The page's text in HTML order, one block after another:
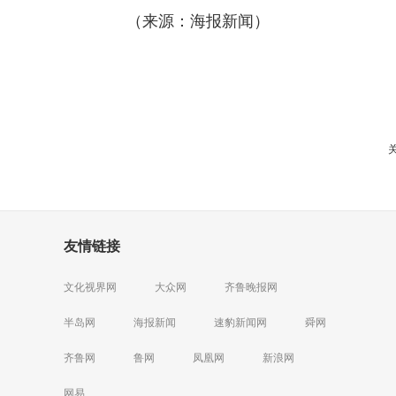
（来源：海报新闻）
友情链接
文化视界网 大众网 齐鲁晚报网
半岛网 海报新闻 速豹新闻网 舜网
齐鲁网 鲁网 凤凰网 新浪网
网易